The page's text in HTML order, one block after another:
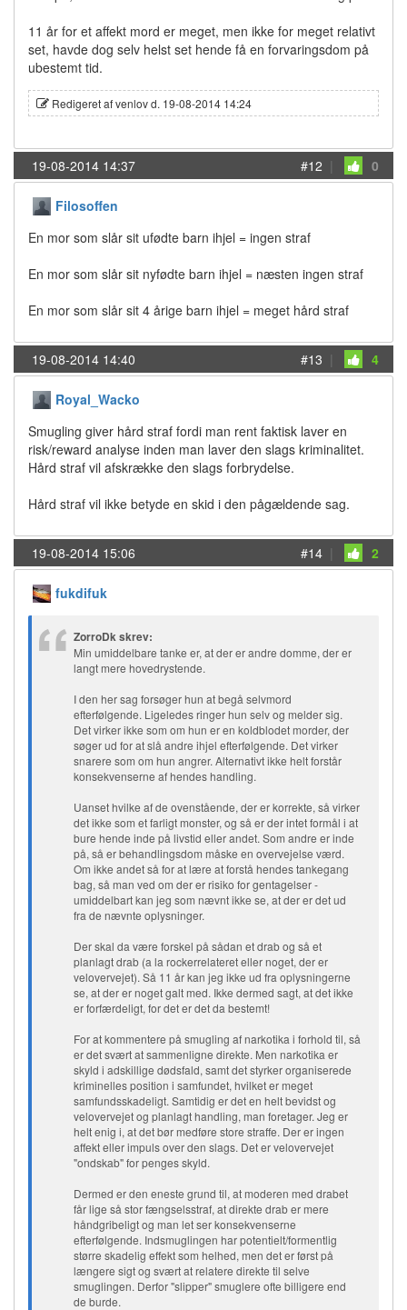
11 år for et affekt mord er meget, men ikke for meget relativt
set, havde dog selv helst set hende få en forvaringsdom på
ubestemt tid.
Redigeret af venlov d. 19-08-2014 14:24
19-08-2014 14:37 #12 | 0
Filosoffen
En mor som slår sit ufødte barn ihjel = ingen straf
En mor som slår sit nyfødte barn ihjel = næsten ingen straf
En mor som slår sit 4 årige barn ihjel = meget hård straf
19-08-2014 14:40 #13 | 4
Royal_Wacko
Smugling giver hård straf fordi man rent faktisk laver en
risk/reward analyse inden man laver den slags kriminalitet.
Hård straf vil afskrække den slags forbrydelse.
Hård straf vil ikke betyde en skid i den pågældende sag.
19-08-2014 15:06 #14 | 2
fukdifuk
ZorroDk skrev:
Min umiddelbare tanke er, at der er andre domme, der er
langt mere hovedrystende.
I den her sag forsøger hun at begå selvmord
efterfølgende. Ligeledes ringer hun selv og melder sig.
Det virker ikke som om hun er en koldblodet morder, der
søger ud for at slå andre ihjel efterfølgende. Det virker
snarere som om hun angrer. Alternativt ikke helt forstår
konsekvenserne af hendes handling.
Uanset hvilke af de ovenstående, der er korrekte, så virker
det ikke som et farligt monster, og så er der intet formål i at
bure hende inde på livstid eller andet. Som andre er inde
på, så er behandlingsdom måske en overvejelse værd.
Om ikke andet så for at lære at forstå hendes tankegang
bag, så man ved om der er risiko for gentagelser -
umiddelbart kan jeg som nævnt ikke se, at der er det ud
fra de nævnte oplysninger.
Der skal da være forskel på sådan et drab og så et
planlagt drab (a la rockerrelateret eller noget, der er
velovervejet). Så 11 år kan jeg ikke ud fra oplysningerne
se, at der er noget galt med. Ikke dermed sagt, at det ikke
er forfærdeligt, for det er det da bestemt!
For at kommentere på smugling af narkotika i forhold til, så
er det svært at sammenligne direkte. Men narkotika er
skyld i adskillige dødsfald, samt det styrker organiserede
kriminelles position i samfundet, hvilket er meget
samfundsskadeligt. Samtidig er det en helt bevidst og
velovervejet og planlagt handling, man foretager. Jeg er
helt enig i, at det bør medføre store straffe. Der er ingen
affekt eller impuls over den slags. Det er velovervejet
"ondskab" for penges skyld.
Dermed er den eneste grund til, at moderen med drabet
får lige så stor fængselsstraf, at direkte drab er mere
håndgribeligt og man let ser konsekvenserne
efterfølgende. Indsmuglingen har potentielt/formentlig
større skadelig effekt som helhed, men det er først på
længere sigt og svært at relatere direkte til selve
smuglingen. Derfor "slipper" smuglere ofte billigere end
de burde.